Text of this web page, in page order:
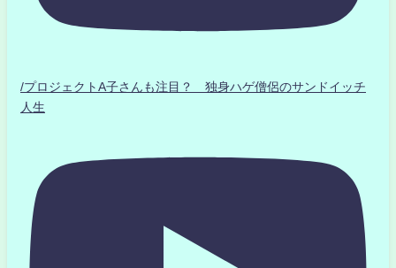
/プロジェクトA子さんも注目？ 独身ハゲ僧侶のサンドイッチ
人生